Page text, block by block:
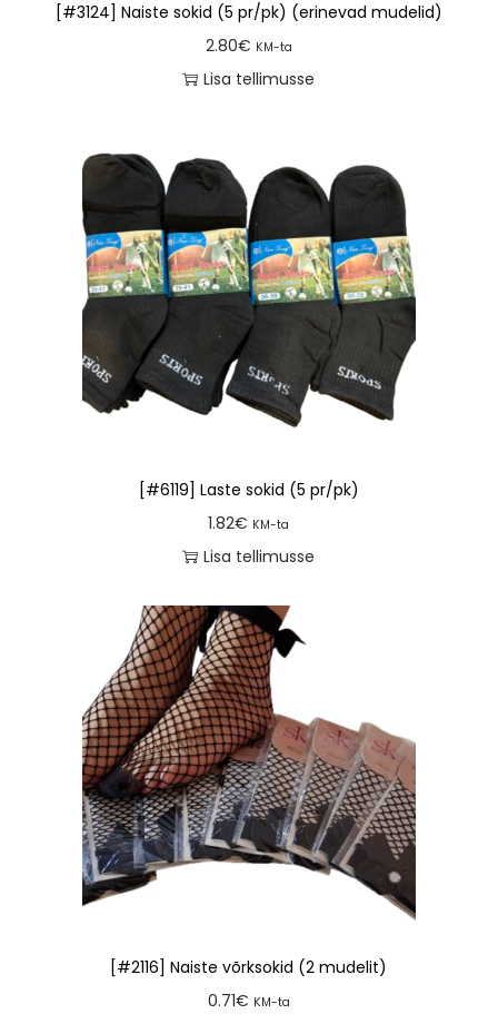
[#3124] Naiste sokid (5 pr/pk) (erinevad mudelid)
2.80€ KM-ta
Lisa tellimusse
[#6119] Laste sokid (5 pr/pk)
1.82€ KM-ta
Lisa tellimusse
[#2116] Naiste võrksokid (2 mudelit)
0.71€ KM-ta